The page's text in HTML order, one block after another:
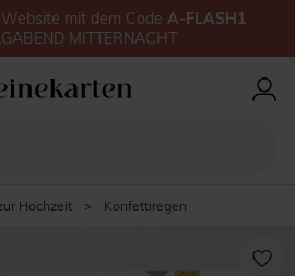
Hochzeit > Konfettiregen
mit dem Code A-FLASH1
MITTERNACHT